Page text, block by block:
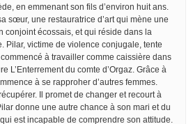
en emmenant son fils d’environ huit ans.
sœur, une restauratrice d’art qui mène une
conjoint écossais, et qui réside dans la
Pilar, victime de violence conjugale, tente
à travailler comme caissière dans
L’Enterrement du comte d’Orgaz. Grâce à
à se rapproher d’autres femmes.
Il promet de changer et recourt à
donne une autre chance à son mari et du
est incapable de comprendre son attitude.